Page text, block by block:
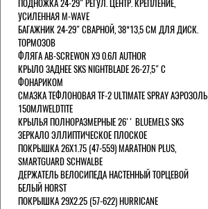
ПОДНОЖКА 24-29" РЕГУЛ. ЦЕНТР. КРЕПЛЕНИЕ,
УСИЛЕННАЯ M-WAVE
БАГАЖНИК 24-29" СВАРНОЙ, 38*13,5 СМ ДЛЯ ДИСК.
ТОРМОЗОВ
ФЛЯГА AB-SCREWON X9 0.6Л AUTHOR
КРЫЛО ЗАДНЕЕ SKS NIGHTBLADE 26-27,5" С
ФОНАРИКОМ
СМАЗКА ТЕФЛОНОВАЯ TF-2 ULTIMATE SPRAY АЭРОЗОЛЬ
150МЛWELDTITE
КРЫЛЬЯ ПОЛНОРАЗМЕРНЫЕ 26'' BLUEMELS SKS
ЗЕРКАЛО ЭЛЛИПТИЧЕСКОЕ ПЛОСКОЕ
ПОКРЫШКА 26X1.75 (47-559) MARATHON PLUS,
SMARTGUARD SCHWALBE
ДЕРЖАТЕЛЬ ВЕЛОCИПЕДА НАСТЕННЫЙ ТОРЦЕВОЙ
БЕЛЫЙ HORST
ПОКРЫШКА 29X2.25 (57-622) HURRICANE